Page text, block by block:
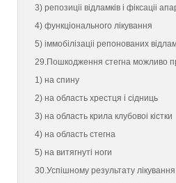
3) репозицii вiдламкiв i фiксацii
4) функцiонального лiкування
5) iммобiлiзацii репонованих
29.Пошкодження стегна можливо
1) на спину
2) на область хрестця i сiдниць
3) на область крила клубовоi кiстки
4) на область стегна
5) на витягнутi ноги
30.Успiшному результату